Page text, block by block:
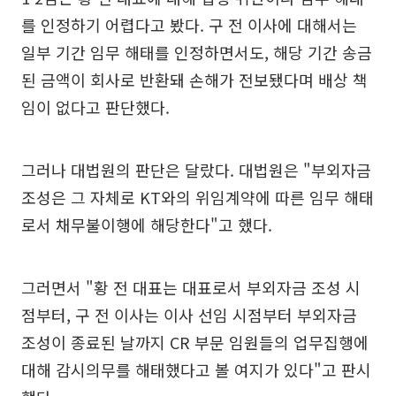
를 인정하기 어렵다고 봤다. 구 전 이사에 대해서는
일부 기간 임무 해태를 인정하면서도, 해당 기간 송금
된 금액이 회사로 반환돼 손해가 전보됐다며 배상 책
임이 없다고 판단했다.
그러나 대법원의 판단은 달랐다. 대법원은 "부외자금
조성은 그 자체로 KT와의 위임계약에 따른 임무 해태
로서 채무불이행에 해당한다"고 했다.
그러면서 "황 전 대표는 대표로서 부외자금 조성 시
점부터, 구 전 이사는 이사 선임 시점부터 부외자금
조성이 종료된 날까지 CR 부문 임원들의 업무집행에
대해 감시의무를 해태했다고 볼 여지가 있다"고 판시